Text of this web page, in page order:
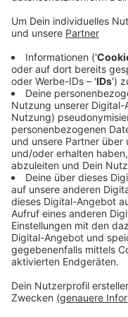
Heute werden
Fahrrädern durch
Weihnachtsradeln
Fahrradclubs
die letzte des ADFC
und der Club läd alle
zehn Kilometer durch
Rheydt. Los gehts
Hindenburgstraße.
der ADFC mit und
weihnachtlich zu
Anzeige